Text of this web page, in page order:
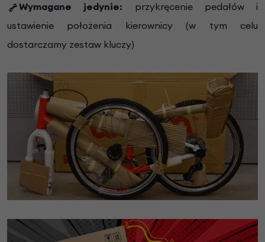
Wymagane jedynie: przykręcenie pedałów i
ustawienie położenia kierownicy (w tym celu
dostarczamy zestaw kluczy)